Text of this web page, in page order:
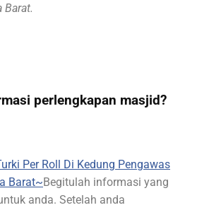
Barat.
perlengkapan masjid?
Per Roll Di Kedung Pengawas
Barat~ Begitulah informasi yang
anda. Setelah anda